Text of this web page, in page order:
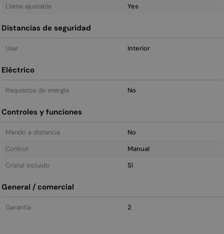
Llama ajustable
Yes
Distancias de seguridad
Usar Interior
Eléctrico
Requisitos de energía No
Controles y funciones
Mando a distancia
No
Control
Manual
Cristal incluido
Sí
General / comercial
Garantía 2